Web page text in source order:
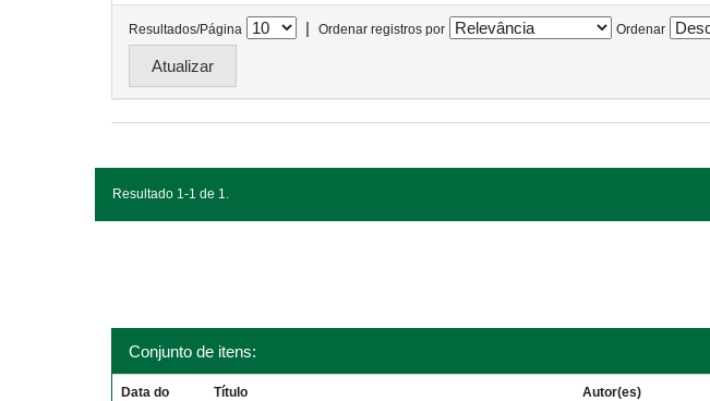
Resultados/Página | Ordenar registros por Ordenar
Resultado 1-1 de 1.
Conjunto de itens:
Data do Título Autor(es)